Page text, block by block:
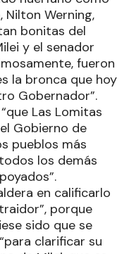
Nilton Werning,
bonitas del
y el senador
fueron
la bronca que hoy
Gobernador”.
Las Lomitas
Gobierno de
pueblos más
los demás
en calificarlo
porque
sido que se
clarificar su